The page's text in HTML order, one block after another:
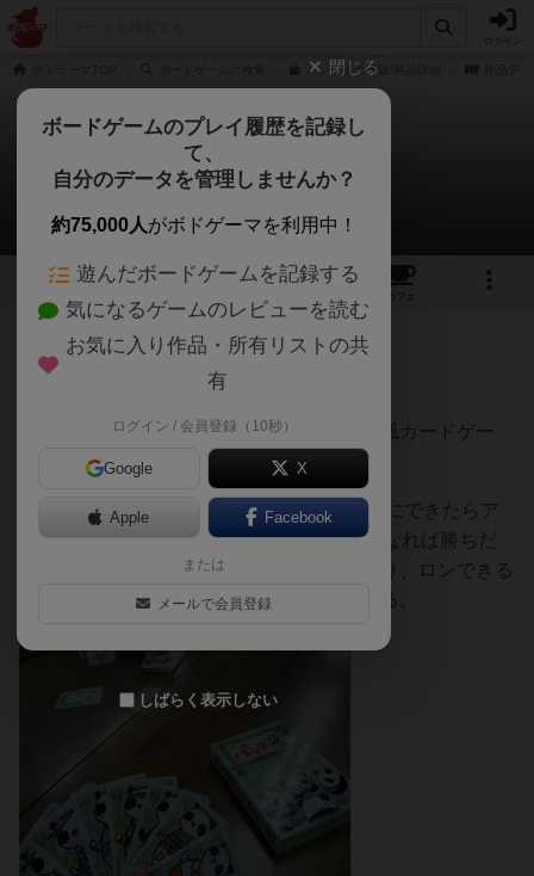
パンダ雀の通販/商品詳細
パンダ雀
うらまこさんのレビュー
7 3
カフェ
111名 1名 0 約1年前
いろんなパンダのイラストが描かれた麻雀風カードゲー
8枚のカードで3枚、3枚、2枚の組み合わせにできたらア
ガリとなり得点を獲得していき15点以上になれば勝ちだ
が、リーチの際には手札を伏せる必要があり、ロンできる
のも自分の手番時だけで、記憶力も試される。
閉じる
ボードゲームのプレイ履歴を記録し
て、
自分のデータを管理しませんか？
約75,000人がボドゲーマを利用中！
遊んだボードゲームを記録する
気になるゲームのレビューを読む
お気に入り作品・所有リストの共
有
ログイン / 会員登録（10秒）
Google X
Apple Facebook
または
メールで会員登録
しばらく表示しない